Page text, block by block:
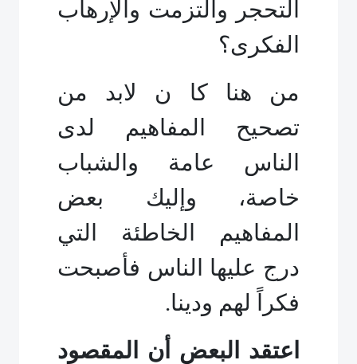
التحجر والتزمت والإرهاب
الفكرى؟
من هنا كا ن لابد من
تصحيح المفاهيم لدى
الناس عامة والشباب
خاصة، وإليك بعض
المفاهيم الخاطئة التي
درج عليها الناس فأصبحت
فكراً لهم ودينا.
اعتقد البعض أن المقصود